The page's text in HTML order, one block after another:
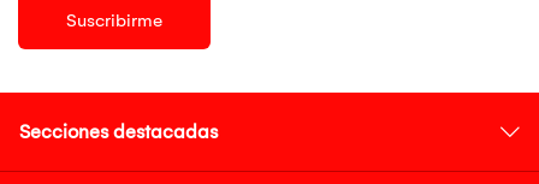
Suscribirme
Secciones destacadas